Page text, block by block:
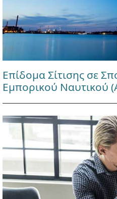
Επίδομα Σίτισης σε
Εμπορικού Ναυτικού